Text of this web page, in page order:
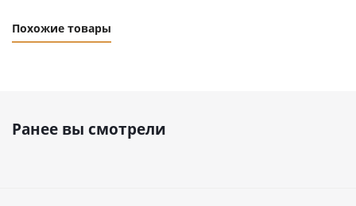
Похожие товары
Ранее вы смотрели